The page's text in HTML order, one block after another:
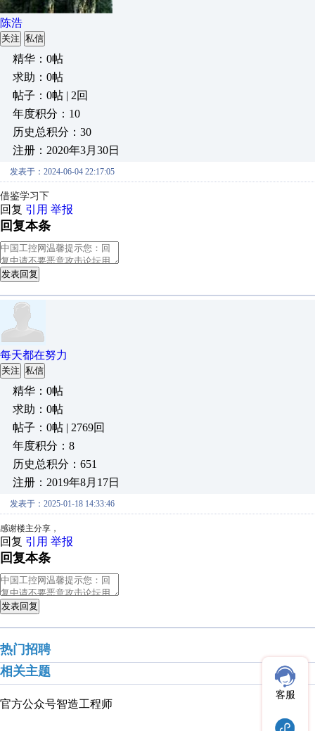
陈浩
关注 私信
精华：0帖
求助：0帖
帖子：0帖 | 2回
年度积分：10
历史总积分：30
注册：2020年3月30日
发表于：2024-06-04 22:17:05
借鉴学习下
回复 引用 举报
回复本条
发表回复
每天都在努力
关注 私信
精华：0帖
求助：0帖
帖子：0帖 | 2769回
年度积分：8
历史总积分：651
注册：2019年8月17日
发表于：2025-01-18 14:33:46
感谢楼主分享，
回复 引用 举报
回复本条
发表回复
热门招聘
相关主题
官方公众号智造工程师
客服